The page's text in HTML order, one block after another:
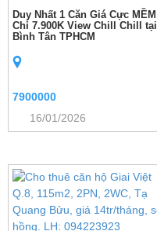
Duy Nhất 1 Căn Giá Cực MỀM
Chỉ 7.900K View Chill Chill tại
Bình Tân TPHCM
7900000
16/01/2026